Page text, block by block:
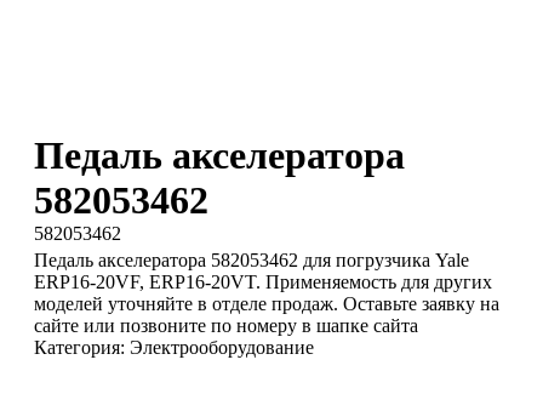
Педаль акселератора
582053462
582053462
Педаль акселератора 582053462 для погрузчика Yale
ERP16-20VF, ERP16-20VT. Применяемость для других
моделей уточняйте в отделе продаж. Оставьте заявку на
сайте или позвоните по номеру в шапке сайта
Категория: Электрооборудование